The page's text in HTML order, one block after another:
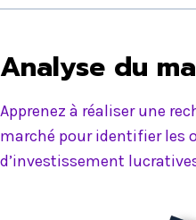
Analyse du
Apprenez à réaliser une
marché pour identifier les
d’investissement